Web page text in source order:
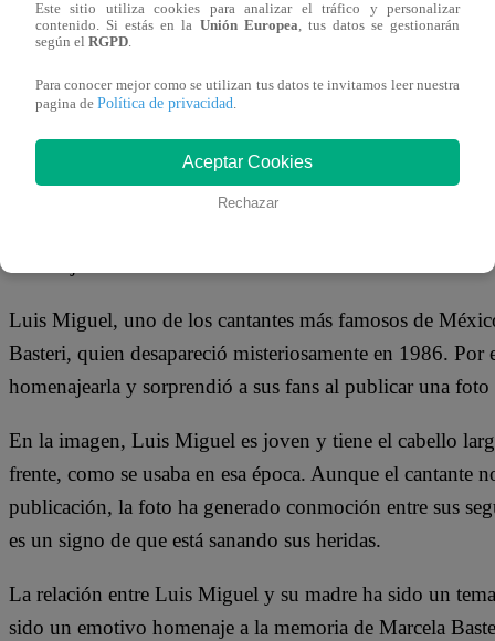
11 de mayo 2023
Luis Miguel, uno de los cantantes más famosos de
Basteri, quien desapareció misteriosamente en 1986.
homenajearla y sorprendió a sus fans al publicar una
En la imagen, Luis Miguel es joven y tiene el cabello
frente, como se usaba en esa época. Aunque el cantante
publicación, la foto ha generado conmoción entre sus
es un signo de que está sanando sus heridas.
La relación entre Luis Miguel y su madre ha sido un
sido un emotivo homenaje a la memoria de Marcela
Este sitio utiliza cookies para analizar el tráfico y personalizar
contenido. Si estás en la Unión Europea, tus datos se gestionarán
según el RGPD.
Para conocer mejor como se utilizan tus datos te invitamos leer nuestra
pagina de Política de privacidad.
Aceptar Cookies
Rechazar